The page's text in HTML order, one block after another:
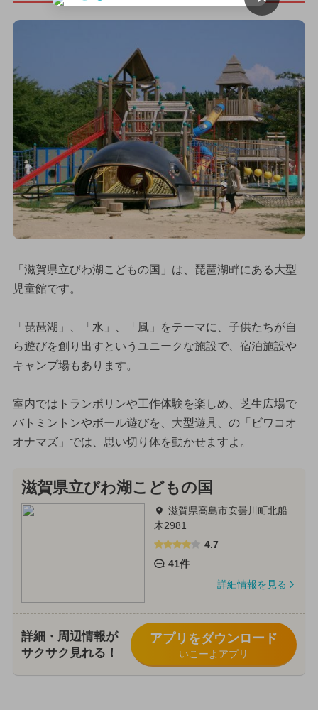
「滋賀県立びわ湖こどもの国」は、琵琶湖畔にある大型
児童館です。
「琵琶湖」、「水」、「風」をテーマに、子供たちが自
ら遊びを創り出すというユニークな施設で、宿泊施設や
キャンプ場もあります。
室内ではトランポリンや工作体験を楽しめ、芝生広場で
バトミントンやボール遊びを、大型遊具、の「ビワコオ
オナマズ」では、思い切り体を動かせますよ。
滋賀県立びわ湖こどもの国
滋賀県高島市安曇川町北船
木2981
4.7
41件
詳細情報を見る
詳細・周辺情報が
サクサク見れる！
アプリをダウンロード
いこーよアプリ